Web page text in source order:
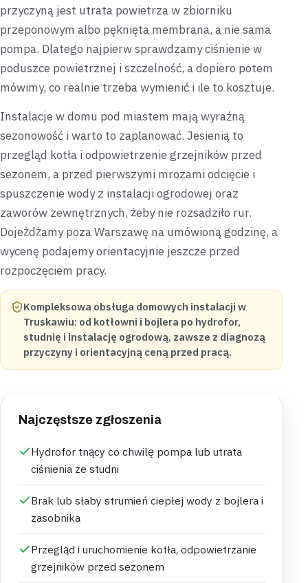
przyczyną jest utrata powietrza w zbiorniku
przeponowym albo pęknięta membrana, a nie sama
pompa. Dlatego najpierw sprawdzamy ciśnienie w
poduszce powietrznej i szczelność, a dopiero potem
mówimy, co realnie trzeba wymienić i ile to kosztuje.
Instalacje w domu pod miastem mają wyraźną
sezonowość i warto to zaplanować. Jesienią to
przegląd kotła i odpowietrzenie grzejników przed
sezonem, a przed pierwszymi mrozami odcięcie i
spuszczenie wody z instalacji ogrodowej oraz
zaworów zewnętrznych, żeby nie rozsadziło rur.
Dojeżdżamy poza Warszawę na umówioną godzinę, a
wycenę podajemy orientacyjnie jeszcze przed
rozpoczęciem pracy.
Kompleksowa obsługa domowych instalacji w
Truskawiu: od kotłowni i bojlera po hydrofor,
studnię i instalację ogrodową, zawsze z diagnozą
przyczyny i orientacyjną ceną przed pracą.
Najczęstsze zgłoszenia
Hydrofor tnący co chwilę pompa lub utrata
ciśnienia ze studni
Brak lub słaby strumień ciepłej wody z bojlera i
zasobnika
Przegląd i uruchomienie kotła, odpowietrzanie
grzejników przed sezonem